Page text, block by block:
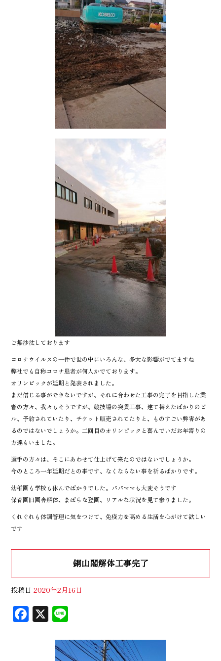
ご無沙汰しております
コロナウイルスの一件で世の中にいろんな、多大な影響がでてますね
弊社でも自称コロナ患者が何人かでております。
オリンピックが延期と発表されました。
まだ信じる事ができないですが、それに合わせた工事の完了を目指した業
者の方々、我々もそうですが、競技場の突貫工事、建て替えたばかりのビ
ル、予約されていたり、チケット販売されてたりと、ものすごい弊害があ
るのではないでしょうか。二回目のオリンピックと喜んでいだお年寄りの
方達もいました。
選手の方々は、そこにあわせて仕上げて来たのではないでしょうか。
今のところ一年延期だとの事です、なくならない事を祈るばかりです。
幼稚園も学校も休んでばかりでした。パパママも大変そうです
保育園旧園舎解体、まばらな登園、リアルな状況を見て参りました。
くれぐれも体調管理に気をつけて、免疫力を高める生活を心がけて欲しい
です
銅山閣解体工事完了
投稿日 2020年2月16日
F X
e